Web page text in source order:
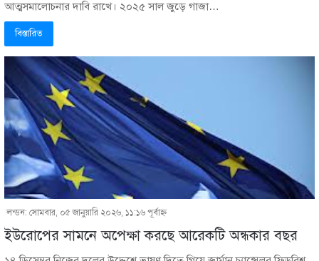
আত্মসমালোচনার দাবি রাখে। ২০২৫ সাল জুড়ে গাজা…
বিস্তারিত
লন্ডন: সোমবার, ০৫ জানুয়ারি ২০২৬, ১১:১৬ পূর্বাহ্ণ
ইউরোপের সামনে অপেক্ষা করছে আরেকটি অন্ধকার বছর